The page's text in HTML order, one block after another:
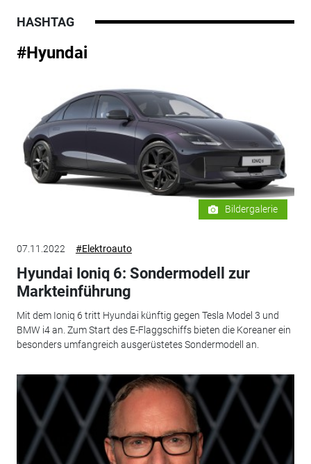
HASHTAG
#Hyundai
Bildergalerie
07.11.2022 #Elektroauto
Hyundai Ioniq 6: Sondermodell zur
Markteinführung
Mit dem Ioniq 6 tritt Hyundai künftig gegen Tesla Model 3 und
BMW i4 an. Zum Start des E-Flaggschiffs bieten die Koreaner ein
besonders umfangreich ausgerüstetes Sondermodell an.